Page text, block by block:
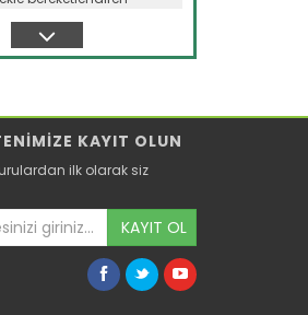
vatan'...
gücüne güç
araçlar törenle göreve...
KAYIT OLUN
ilk olarak siz
KAYIT OL